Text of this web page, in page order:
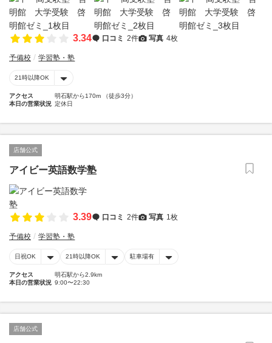
3.34 口コミ 2件 写真 4枚
予備校 学習塾・塾
21時以降OK
アクセス
明石駅から170m （徒歩3分）
本日の営業状況 定休日
店舗公式
アイビー英語数学塾
3.39 口コミ 2件 写真 1枚
予備校 学習塾・塾
日祝OK 21時以降OK 駐車場有
アクセス
明石駅から2.9km
本日の営業状況 9:00〜22:30
店舗公式